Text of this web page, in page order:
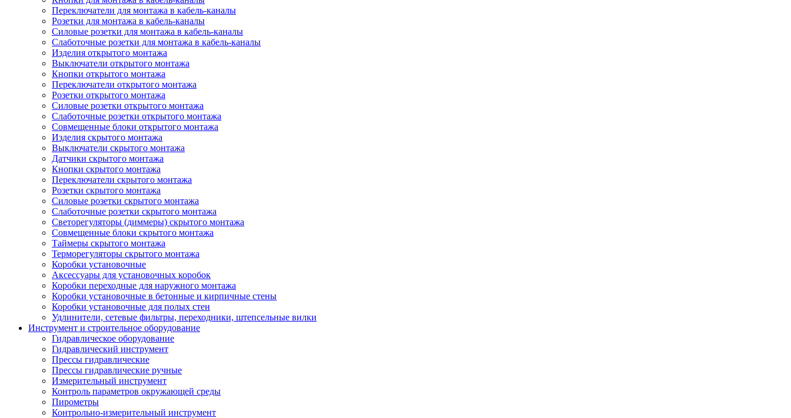
Переключатели для монтажа в кабель-каналы
Розетки для монтажа в кабель-каналы
Силовые розетки для монтажа в кабель-каналы
Слаботочные розетки для монтажа в кабель-каналы
Изделия открытого монтажа
Выключатели открытого монтажа
Кнопки открытого монтажа
Переключатели открытого монтажа
Розетки открытого монтажа
Силовые розетки открытого монтажа
Слаботочные розетки открытого монтажа
Совмещенные блоки открытого монтажа
Изделия скрытого монтажа
Выключатели скрытого монтажа
Датчики скрытого монтажа
Кнопки скрытого монтажа
Переключатели скрытого монтажа
Розетки скрытого монтажа
Силовые розетки скрытого монтажа
Слаботочные розетки скрытого монтажа
Светорегуляторы (диммеры) скрытого монтажа
Совмещенные блоки скрытого монтажа
Таймеры скрытого монтажа
Терморегуляторы скрытого монтажа
Коробки установочные
Аксессуары для установочных коробок
Коробки переходные для наружного монтажа
Коробки установочные в бетонные и кирпичные стены
Коробки установочные для полых стен
Удлинители, сетевые фильтры, переходники, штепсельные вилки
Инструмент и строительное оборудование
Гидравлическое оборудование
Гидравлический инструмент
Прессы гидравлические
Прессы гидравлические ручные
Измерительный инструмент
Контроль параметров окружающей среды
Пирометры
Контрольно-измерительный инструмент